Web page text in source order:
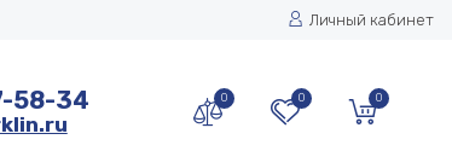
Личный кабинет
58-34 0 0 0